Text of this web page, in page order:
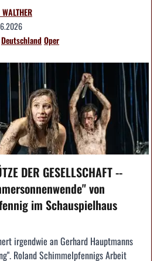
DeutschlandOper
DER GESELLSCHAFT --
von
im Schauspielhaus
irgendwie an Gerhard Hauptmanns
Roland Schimmelpfennigs Arbeit